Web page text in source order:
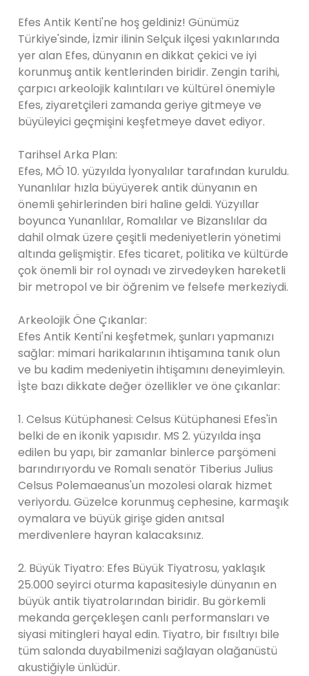
Efes Antik Kenti'ne hoş geldiniz! Günümüz
Türkiye'sinde, İzmir ilinin Selçuk ilçesi yakınlarında
yer alan Efes, dünyanın en dikkat çekici ve iyi
korunmuş antik kentlerinden biridir. Zengin tarihi,
çarpıcı arkeolojik kalıntıları ve kültürel önemiyle
Efes, ziyaretçileri zamanda geriye gitmeye ve
büyüleyici geçmişini keşfetmeye davet ediyor.
Tarihsel Arka Plan:
Efes, MÖ 10. yüzyılda İyonyalılar tarafından kuruldu.
Yunanlılar hızla büyüyerek antik dünyanın en
önemli şehirlerinden biri haline geldi. Yüzyıllar
boyunca Yunanlılar, Romalılar ve Bizanslılar da
dahil olmak üzere çeşitli medeniyetlerin yönetimi
altında gelişmiştir. Efes ticaret, politika ve kültürde
çok önemli bir rol oynadı ve zirvedeyken hareketli
bir metropol ve bir öğrenim ve felsefe merkeziydi.
Arkeolojik Öne Çıkanlar:
Efes Antik Kenti'ni keşfetmek, şunları yapmanızı
sağlar: mimari harikalarının ihtişamına tanık olun
ve bu kadim medeniyetin ihtişamını deneyimleyin.
İşte bazı dikkate değer özellikler ve öne çıkanlar:
1. Celsus Kütüphanesi: Celsus Kütüphanesi Efes'in
belki de en ikonik yapısıdır. MS 2. yüzyılda inşa
edilen bu yapı, bir zamanlar binlerce parşömeni
barındırıyordu ve Romalı senatör Tiberius Julius
Celsus Polemaeanus'un mozolesi olarak hizmet
veriyordu. Güzelce korunmuş cephesine, karmaşık
oymalara ve büyük girişe giden anıtsal
merdivenlere hayran kalacaksınız.
2. Büyük Tiyatro: Efes Büyük Tiyatrosu, yaklaşık
25.000 seyirci oturma kapasitesiyle dünyanın en
büyük antik tiyatrolarından biridir. Bu görkemli
mekanda gerçekleşen canlı performansları ve
siyasi mitingleri hayal edin. Tiyatro, bir fısıltıyı bile
tüm salonda duyabilmenizi sağlayan olağanüstü
akustiğiyle ünlüdür.